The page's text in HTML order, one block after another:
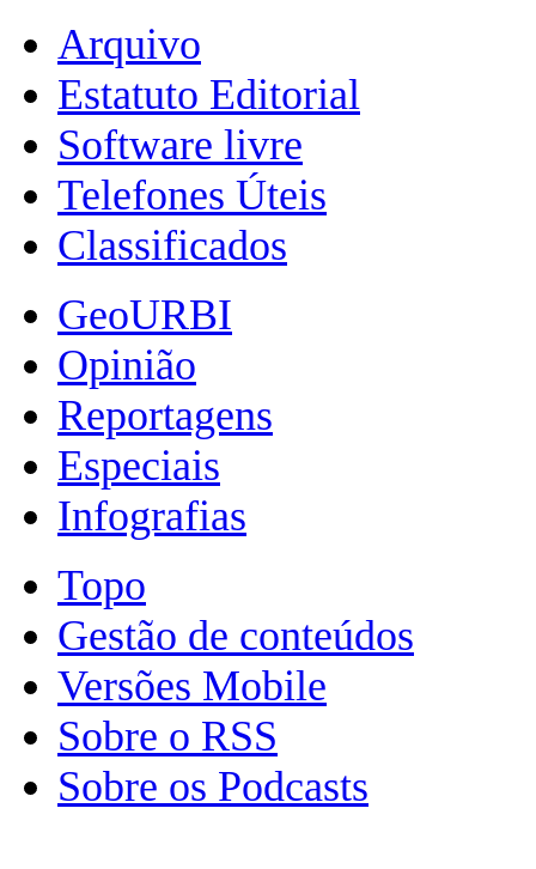
Arquivo
Estatuto Editorial
Software livre
Telefones Úteis
Classificados
GeoURBI
Opinião
Reportagens
Especiais
Infografias
Topo
Gestão de conteúdos
Versões Mobile
Sobre o RSS
Sobre os Podcasts